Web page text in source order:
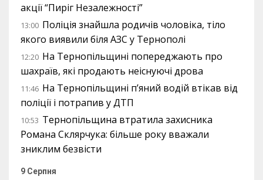
акції “Пиріг Незалежності”
13:00 Поліція знайшла родичів чоловіка, тіло
якого виявили біля АЗС у Тернополі
12:20 На Тернопільщині попереджають про
шахраїв, які продають неіснуючі дрова
11:46 На Тернопільщині п’яний водій втікав від
поліції і потрапив у ДТП
10:53 Тернопільщина втратила захисника
Романа Склярчука: більше року вважали
зниклим безвісти
9 Серпня